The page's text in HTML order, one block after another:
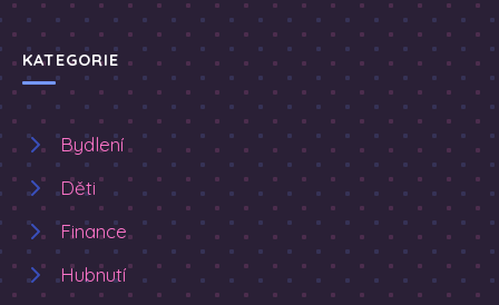
KATEGORIE
Bydlení
Děti
Finance
Hubnutí